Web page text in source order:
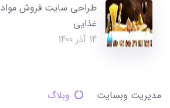
طراحی سایت فروش مواد
غذایی
14 آذر 1400
مدیریت وبسایت وبلاگ